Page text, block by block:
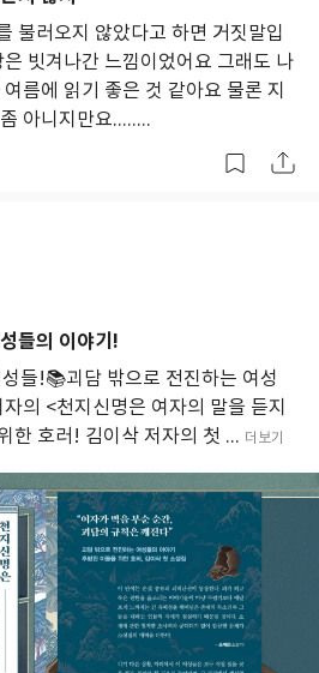
불러오지 않았다고 하면 거짓말입
빗겨나간 느낌이었어요 그래도 나
름에 읽기 좋은 것 같아요 물론 지
아니지만요........
들의 이야기!
들!📚괴담 밖으로 전진하는 여성
의 <천지신명은 여자의 말을 듣지
한 호러! 김이삭 저자의 첫 ... 더보기